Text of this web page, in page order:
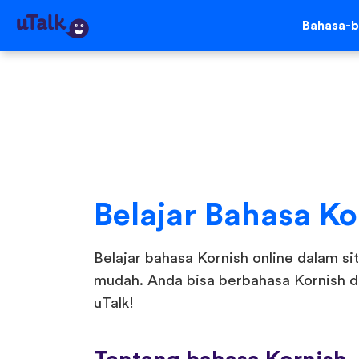
Bahasa-
Belajar Bahasa
Belajar bahasa Kornish online dalam
mudah. Anda bisa berbahasa Kornish
uTalk!